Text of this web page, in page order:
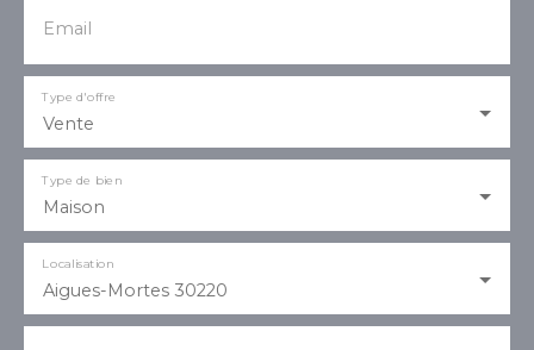
Email
Vente
Type d'offre
Maison
Type de bien
Aigues-Mortes 30220
Localisation